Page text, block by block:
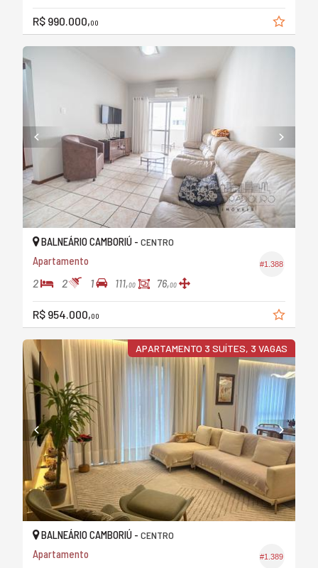
R$ 990.000,00
#1.388
BALNEÁRIO CAMBORIÚ - CENTRO
Apartamento
2 2 1 111,00 76,00
R$ 954.000,00
APARTAMENTO 3 SUÍTES, 3 VAGAS
#1.389
BALNEÁRIO CAMBORIÚ - CENTRO
Apartamento